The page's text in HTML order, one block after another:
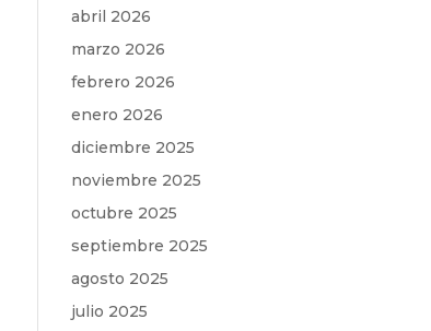
abril 2026
marzo 2026
febrero 2026
enero 2026
diciembre 2025
noviembre 2025
octubre 2025
septiembre 2025
agosto 2025
julio 2025